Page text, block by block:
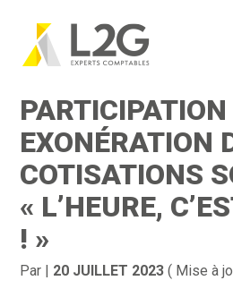
Aller
au
Création d’entreprise
Financement & trésorerie
Pilotage d’entreprise
Entreprise en difficultés
Gestion
Juridique
Documents
Dématérialisation / collecte
PARTICIPATION
EXONÉRATION
COTISATIONS
« L’HEURE,
! »
Par | 20 JUILLET 2023 ( Mise à